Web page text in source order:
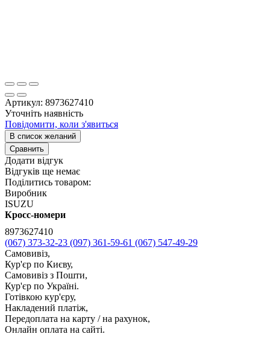
Артикул: 8973627410
Уточніть наявність
Повідомити, коли з'явиться
В список желаний
Сравнить
Додати відгук
Відгуків ще немає
Поділитись товаром:
Виробник
ISUZU
Кросс-номери
8973627410
(067) 373-32-23 (097) 361-59-61 (067) 547-49-29
Самовивіз,
Кур'єр по Києву,
Самовивіз з Пошти,
Кур'єр по Україні.
Готівкою кур'єру,
Накладений платіж,
Передоплата на карту / на рахунок,
Онлайн оплата на сайті.